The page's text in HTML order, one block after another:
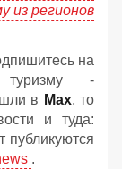
из регионов
на
-
в Мах, то
и туда:
публикуются
.